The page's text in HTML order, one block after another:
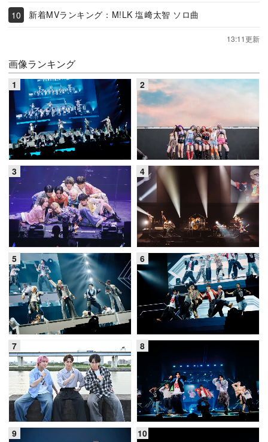
新着MVランキング：M!LK 塩﨑太智 ソロ曲
13:11更新
画像ランキング